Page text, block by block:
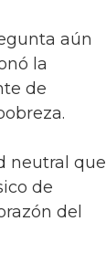
aún
la
de
neutral que
de
del